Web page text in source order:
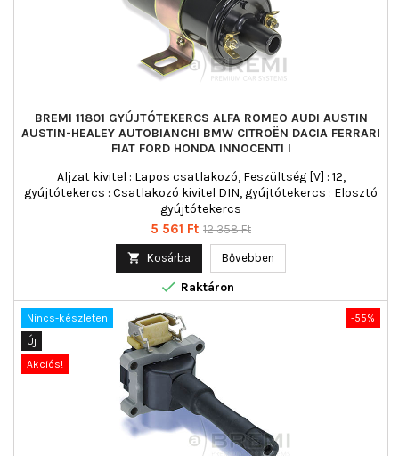
BREMI 11801 GYÚJTÓTEKERCS ALFA ROMEO AUDI AUSTIN
AUSTIN-HEALEY AUTOBIANCHI BMW CITROËN DACIA FERRARI
FIAT FORD HONDA INNOCENTI I
Aljzat kivitel : Lapos csatlakozó, Feszültség [V] : 12,
gyújtótekercs : Csatlakozó kivitel DIN, gyújtótekercs : Elosztó
gyújtótekercs
Ár
5 561 Ft Normál
12 358 Ft
 Kosárba Bővebben
 Raktáron
-55%
Nincs-készleten
Új
Akciós!